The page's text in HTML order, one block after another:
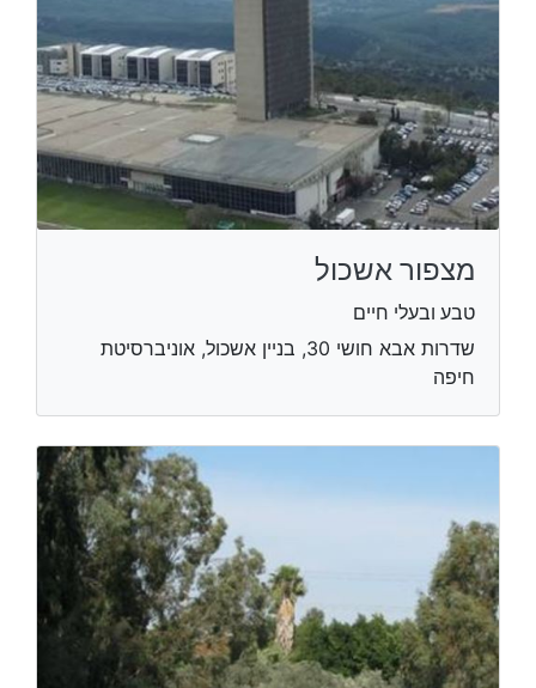
מצפור אשכול
טבע ובעלי חיים
שדרות אבא חושי 30, בניין אשכול, אוניברסיטת
חיפה